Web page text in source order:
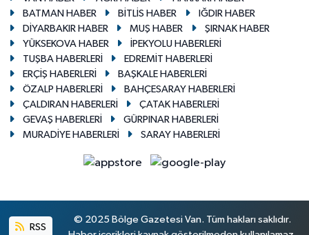
BATMAN HABER
BİTLİS HABER
IĞDIR HABER
DİYARBAKIR HABER
MUŞ HABER
ŞIRNAK HABER
YÜKSEKOVA HABER
İPEKYOLU HABERLERİ
TUŞBA HABERLERİ
EDREMİT HABERLERİ
ERÇİŞ HABERLERİ
BAŞKALE HABERLERİ
ÖZALP HABERLERİ
BAHÇESARAY HABERLERİ
ÇALDIRAN HABERLERİ
ÇATAK HABERLERİ
GEVAŞ HABERLERİ
GÜRPINAR HABERLERİ
MURADİYE HABERLERİ
SARAY HABERLERİ
RSS
© 2025 Bölge Gazetesi Van. Tüm hakları saklıdır.